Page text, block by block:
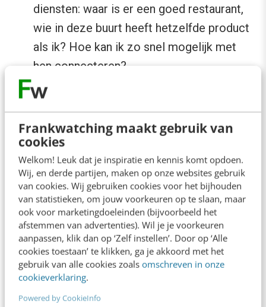
Frankwatching maakt gebruik van
cookies
Welkom! Leuk dat je inspiratie en kennis komt opdoen.
Wij, en derde partijen, maken op onze websites gebruik
van cookies. Wij gebruiken cookies voor het bijhouden
van statistieken, om jouw voorkeuren op te slaan, maar
ook voor marketingdoeleinden (bijvoorbeeld het
afstemmen van advertenties). Wil je je voorkeuren
aanpassen, klik dan op ‘Zelf instellen’. Door op ‘Alle
cookies toestaan’ te klikken, ga je akkoord met het
gebruik van alle cookies zoals omschreven in onze
cookieverklaring.
Powered by CookieInfo
diensten: waar is er een goed restaurant,
wie in deze buurt heeft hetzelfde product
als ik? Hoe kan ik zo snel mogelijk met
hen connecteren?
Maak geen kopie van je website, maar doe
Evenement
Relevant zijn wordt op 3 niveaus gedefinieerd:
op productniveau, op bedrijfsniveau en op
ervaringsniveau. Als je de ultieme
klantenervaringwil creëren, doe je dit het beste
via evenementen. Daar kan je niet enkel
connecteren met je consumenten, maar kunnen